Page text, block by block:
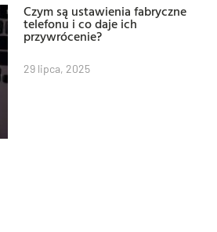
Czym są ustawienia fabryczne
telefonu i co daje ich
przywrócenie?
29 lipca, 2025